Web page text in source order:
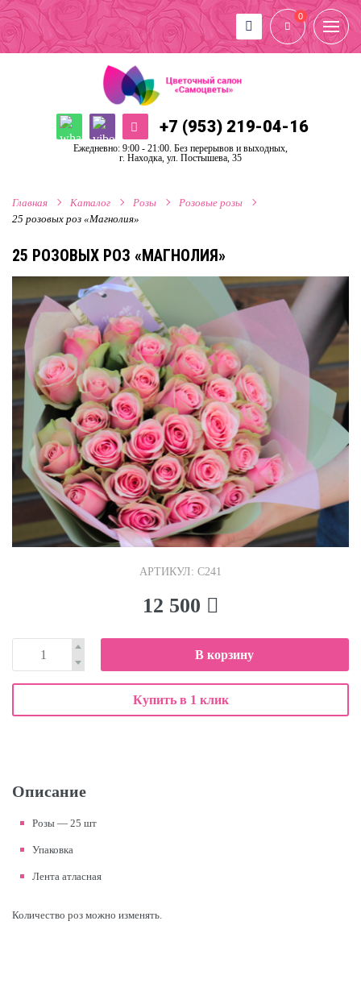
+7 (953) 219-04-16
Ежедневно: 9:00 - 21:00. Без перерывов и выходных,
г. Находка, ул. Постышева, 35
0
Главная Каталог Розы
Розовые розы
25 розовых роз «Магнолия»
25 РОЗОВЫХ РОЗ «МАГНОЛИЯ»
АРТИКУЛ: С241
12 500
В корзину
Купить в 1 клик
Описание
Розы — 25 шт
Упаковка
Лента атласная
Количество роз можно изменять.